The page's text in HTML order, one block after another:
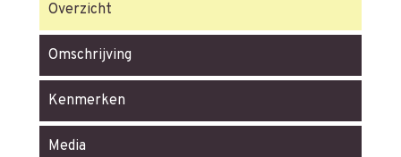
Overzicht
Omschrijving
Kenmerken
Media